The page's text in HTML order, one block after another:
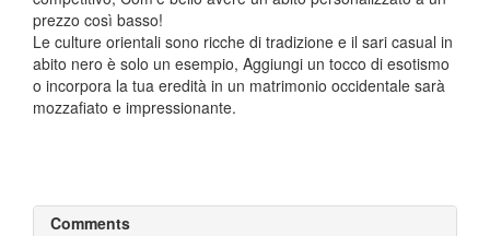
prezzo così basso!
Le culture orientali sono ricche di tradizione e il sari casual in
abito nero è solo un esempio, Aggiungi un tocco di esotismo
o incorpora la tua eredità in un matrimonio occidentale sarà
mozzafiato e impressionante.
Comments